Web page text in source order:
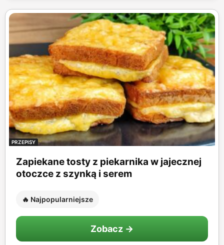
PRZEPISY
Zapiekane tosty z piekarnika w jajecznej
otoczce z szynką i serem
🔥 Najpopularniejsze
Zobacz →